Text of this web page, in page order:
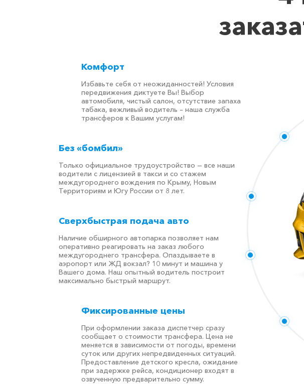
Комфорт
Избавьте себя от неожиданностей! Условия
передвижения диктуете Вы! Выбор
автомобиля, чистый салон, отсутствие запаха
табака, вежливый водитель – наша служба
трансферов к Вашим услугам!
Без «бомбил»
Только официальное трудоустройство — все наши
водители с лицензией в такси и со стажем
междугороднего вождения по Крыму, Новым
Территориям и Югу России от 8 лет.
Сверхбыстрая подача авто
Наличие обширного автопарка позволяет нам
оперативно реагировать на заказ любого
междугороднего трансфера. Опаздываете в
аэропорт или ЖД вокзал? 10 минут и машина у
Вашего дома. Наш опытный водитель построит
максимально быстрый маршрут.
Фиксированные цены
При оформлении заказа диспетчер сразу
сообщает о стоимости трансфера. Цена не
меняется в зависимости от погоды, времени
суток или других непредвиденных ситуаций.
Предоставление детского кресла, ожидание
при задержке рейса, кондиционер входят в
озвученную предварительно сумму.